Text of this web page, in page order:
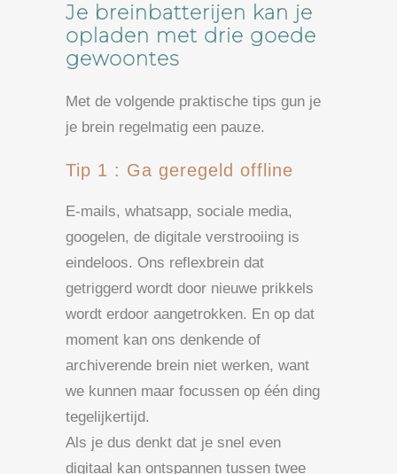
Je breinbatterijen kan je
opladen met drie goede
gewoontes
Met de volgende praktische tips gun je
je brein regelmatig een pauze.
Tip 1 : Ga geregeld offline
E-mails, whatsapp, sociale media,
googelen, de digitale verstrooiing is
eindeloos. Ons reflexbrein dat
getriggerd wordt door nieuwe prikkels
wordt erdoor aangetrokken. En op dat
moment kan ons denkende of
archiverende brein niet werken, want
we kunnen maar focussen op één ding
tegelijkertijd.
Als je dus denkt dat je snel even
digitaal kan ontspannen tussen twee